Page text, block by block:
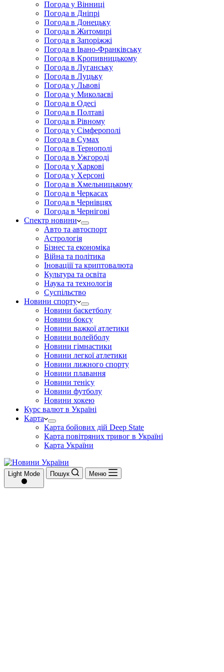
Погода у Вінниці
Погода в Дніпрі
Погода в Донецьку
Погода в Житомирі
Погода в Запоріжжі
Погода в Івано-Франківську
Погода в Кропивницькому
Погода в Луганську
Погода в Луцьку
Погода у Львові
Погода у Миколаєві
Погода в Одесі
Погода в Полтаві
Погода в Рівному
Погода у Сімферополі
Погода в Сумах
Погода в Тернополі
Погода в Ужгороді
Погода у Харкові
Погода у Херсоні
Погода в Хмельницькому
Погода в Черкасах
Погода в Чернівцях
Погода в Чернігові
Спектр новини
Авто та автоспорт
Астрологія
Бізнес та економіка
Війна та політика
Іноваціії та криптовалюта
Культура та освіта
Наука та технологія
Суспільство
Новини спорту
Новини баскетболу
Новини боксу
Новини важкої атлетики
Новини волейболу
Новини гімнастики
Новини легкої атлетики
Новини лижного спорту
Новини плавання
Новини тенісу
Новини футболу
Новини хокею
Курс валют в Україні
Карта
Карта бойових дій Deep State
Карта повітряних тривог в Україні
Карта України
Light Mode Пошук Меню